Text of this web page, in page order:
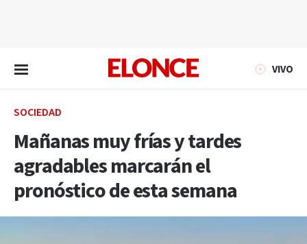
VIVO
SOCIEDAD
Mañanas muy frías y tardes
agradables marcarán el
pronóstico de esta semana